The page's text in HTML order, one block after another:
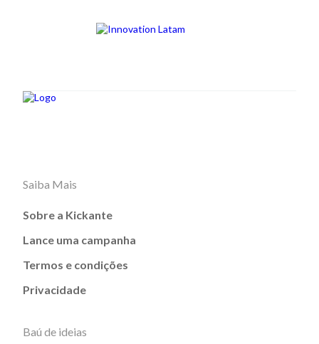
Saiba Mais
Sobre a Kickante
Lance uma campanha
Termos e condições
Privacidade
Baú de ideias